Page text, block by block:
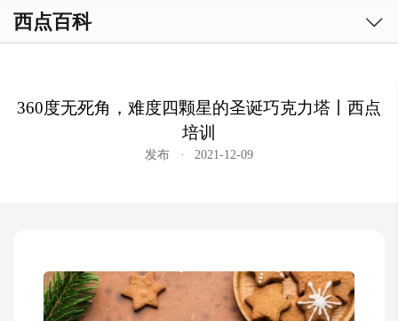
西点百科 
360度无死角，难度四颗星的圣诞巧克力塔丨西点
培训
发布 · 2021-12-09